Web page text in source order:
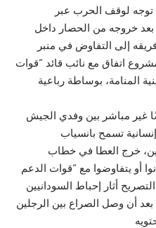
لوقف الحرب عبر
خروجه من الحصار داخل
إلى التفاوض في منبر
اتفاق مع نائب قائد “قوات
المنامة، بوساطة رباعية
غير مباشر بين وفدي الجيش
تسمح بانسياب
خرج العطا في خطاب
أو يتفاوضوا مع “قوات الدعم
أثار إحباط السودانيين
أن وصل الصراع بين الرجلين